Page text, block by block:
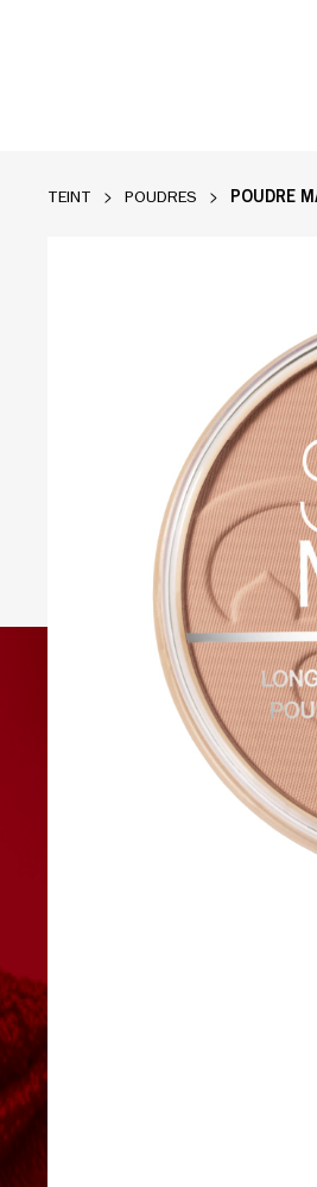
TEINT POUDRES POUDRE